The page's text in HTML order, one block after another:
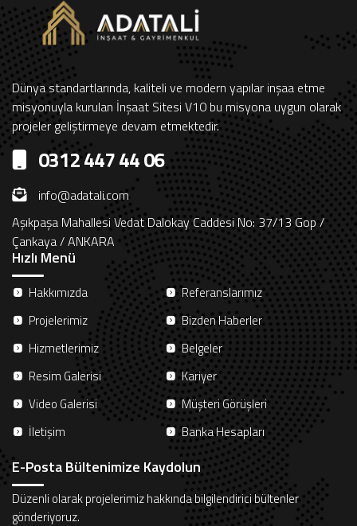
Dünya standartlarında, kaliteli ve modern yapılar inşaa etme
misyonuyla kurulan İnşaat Sitesi V10 bu misyona uygun olarak
projeler geliştirmeye devam etmektedir.
0312 447 44 06
info@adatali.com
Aşıkpaşa Mahallesi Vedat Dalokay Caddesi No: 37/13 Gop /
Çankaya / ANKARA
Hızlı Menü
Hakkımızda
Projelerimiz
Hizmetlerimiz
Resim Galerisi
Video Galerisi
İletişim
Referanslarımız
Bizden Haberler
Belgeler
Kariyer
Müşteri Görüşleri
Banka Hesapları
E-Posta Bültenimize Kaydolun
Düzenli olarak projelerimiz hakkında bilgilendirici bültenler
gönderiyoruz.